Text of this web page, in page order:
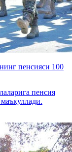
пенсияси 100
пенсия